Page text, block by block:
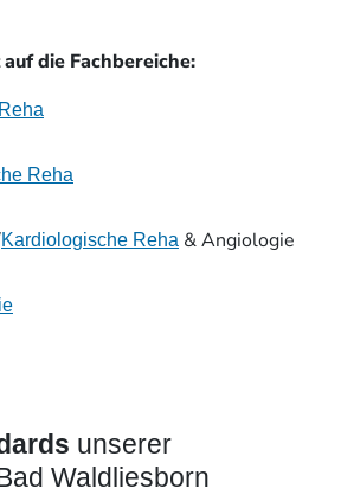
die Fachbereiche:
Reha
Kardiologische Reha & Angiologie
unserer
Waldliesborn